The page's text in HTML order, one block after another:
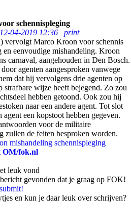
schennispleging
12-04-2019 12:36
print
vervolgt Marco Kroon voor schennis
en eenvoudige mishandeling. Kroon
carnaval, aangehouden in Den Bosch.
agenten aangesproken vanwege
dat hij vervolgens drie agenten op
strafbare wijze heeft bejegend. Zo zou
hebben getoond. Ook zou hij
naar een andere agent. Tot slot
een kopstoot hebben gegeven.
voor de militaire
zullen de feiten besproken worden.
mishandeling schennispleging
OM/fok.nl
leuk vond
gevonden dat je graag op FOK!
en kun je daar leuk over schrijven?